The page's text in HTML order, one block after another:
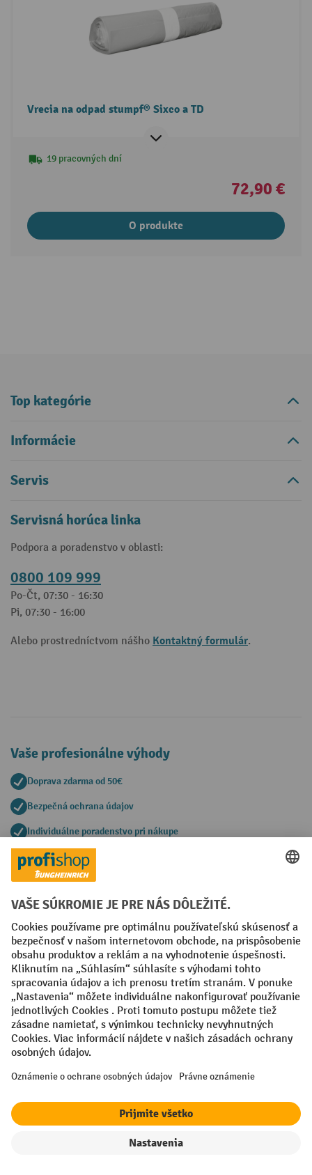
Vrecia na odpad stumpf® Sixco a TD
19 pracovných dní
72,90 €
O produkte
Top kategórie
Informácie
Servis
Servisná horúca linka
Podpora a poradenstvo v oblasti:
0800 109 999
Po-Čt, 07:30 - 16:30
Pi, 07:30 - 16:00
Alebo prostredníctvom nášho Kontaktný formulár.
Vaše profesionálne výhody
Doprava zdarma od 50€
Bezpečná ochrana údajov
Individuálne poradenstvo pri nákupe
Spôsoby platby
Faktúra Predplatba
Sociálne siete
Facebook
YouTube
LinkedIn
Nastavenia ochrany osobných údajov
All prices excl. VAT plus shipping costsand possible delivery charges,
if not stated otherwise.